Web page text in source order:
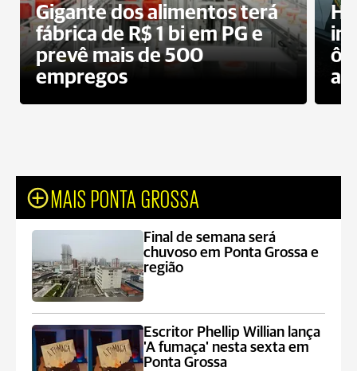
Gigante dos alimentos terá
fábrica de R$ 1 bi em PG e
prevê mais de 500
empregos
MAIS PONTA GROSSA
Final de semana será
chuvoso em Ponta Grossa e
região
Escritor Phellip Willian lança
'A fumaça' nesta sexta em
Ponta Grossa